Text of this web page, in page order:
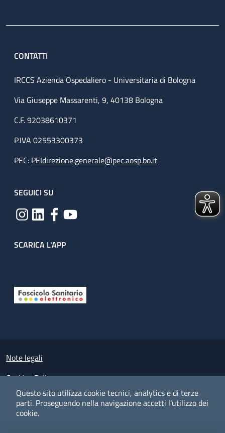
Questo sito utilizza cookie tecnici, analytics e di terze
parti. Proseguendo nella navigazione accetti l'utilizzo dei
cookie.
CONTATTI
IRCCS Azienda Ospedaliero - Universitaria di Bologna
Via Giuseppe Massarenti, 9, 40138 Bologna
C.F. 92038610371
P.IVA 02553300373
PEC: PEIdirezione.generale@pec.aosp.bo.it
SEGUICI SU
SCARICA L'APP
Small prints
Note legali
Cookies Policy
Policy privacy e protezione del dato personale
Albo pretorio on-line